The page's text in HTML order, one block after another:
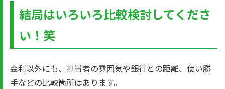
結局はいろいろ比較検討してくださ
い！笑
金利以外にも、担当者の雰囲気や銀行との距離、使い勝
手などの比較箇所はあります。